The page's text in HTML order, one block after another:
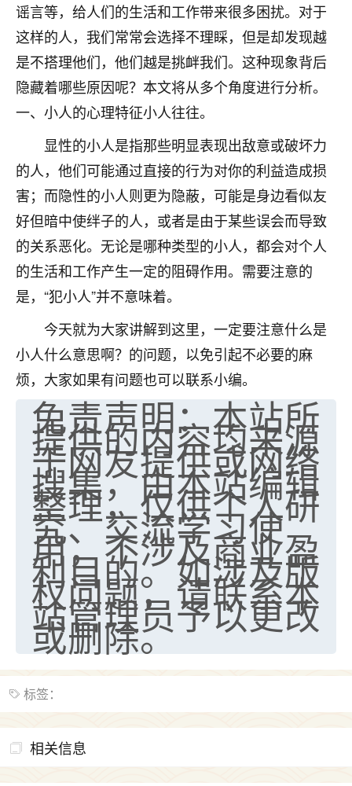
谣言等，给人们的生活和工作带来很多困扰。对于
这样的人，我们常常会选择不理睬，但是却发现越
是不搭理他们，他们越是挑衅我们。这种现象背后
隐藏着哪些原因呢？本文将从多个角度进行分析。
一、小人的心理特征小人往往。
显性的小人是指那些明显表现出敌意或破坏力
的人，他们可能通过直接的行为对你的利益造成损
害；而隐性的小人则更为隐蔽，可能是身边看似友
好但暗中使绊子的人，或者是由于某些误会而导致
的关系恶化。无论是哪种类型的小人，都会对个人
的生活和工作产生一定的阻碍作用。需要注意的
是，“犯小人”并不意味着。
今天就为大家讲解到这里，一定要注意什么是
小人什么意思啊？的问题，以免引起不必要的麻
烦，大家如果有问题也可以联系小编。
免责声明：本站所
提供的内容均来源
于网友提供或网络
搜集，由本站编辑
整理，仅供个人研
究、交流学习使
用，不涉及商业盈
利目的。如涉及版
权问题，请联系本
站管理员予以更改
或删除。
标签：
相关信息
Jessica李
老师做不做超度法事？我想给我奶奶做超度，她今年
刚去世了。
七零老顽童：我母亲前年离世，刚开始我经常
做梦梦见她，后来也是朋友介绍，找到慧来老
师，安排了超度法事，做梦再也没有梦到过
了，一开始是半信半疑的，图个心安，给亡母
超度，现在看来，人不信也不行。
2天前 来自云南
优秀的张同学
老师收徒吗？？我对这些很感兴趣
2天前 来自山西